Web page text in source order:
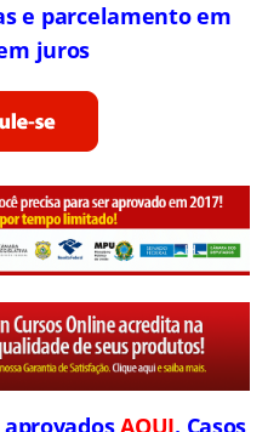
e parcelamento em
juros
aprovadosAQUI. Casos